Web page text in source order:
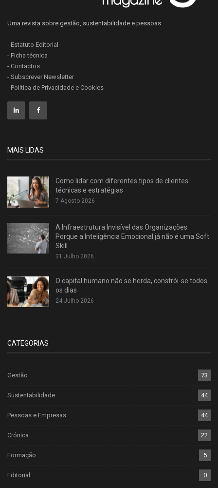
Uma revista sobre gestão, sustentabilidade e pessoas
- Estatuto Editorial
- Ficha técnica
- Contactos
- Subscrever Newsletter
- Política de Privacidade e Cookies
MAIS LIDAS
Como lidar com diferentes tipos de clientes:
técnicas e estratégias
7 Agosto 2026
A Infraestrutura Invisível das Organizações:
Porque a Inteligência Emocional já não é uma Soft
Skill
31 Julho 2026
O capital humano não se herda, constrói-se todos
os dias
24 Julho 2026
CATEGORIAS
Gestão 73
Sustentabilidade 44
Pessoas e Empresas 44
Crónica 22
Formação 5
Editorial 0